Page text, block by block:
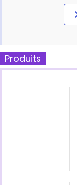
Produits